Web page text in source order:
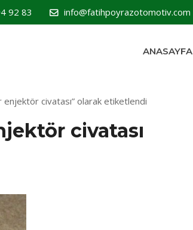
92 83 info@fatihpoyrazotomotiv.com
ANASAYFA
civatası” olarak etiketlendi
civatası